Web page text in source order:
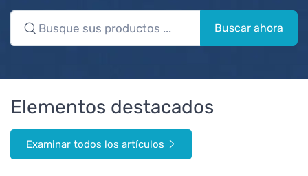
Buscar ahora
Elementos destacados
Examinar todos los artículos